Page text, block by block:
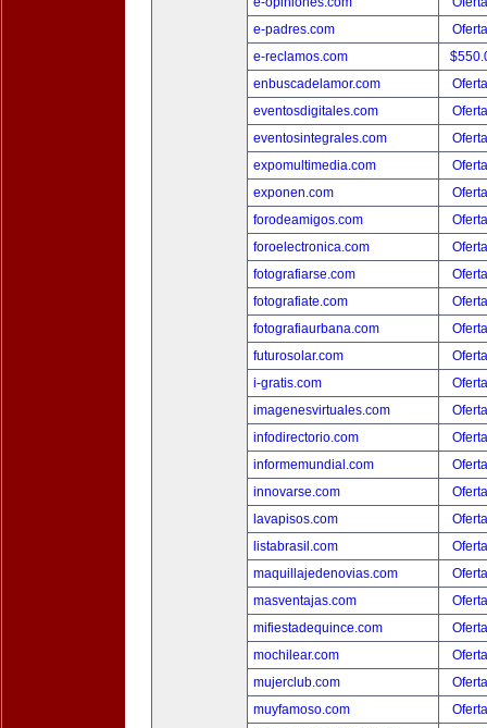
e-padres.com
e-reclamos.com
enbuscadelamor.com
eventosdigitales.com
eventosintegrales.com
expomultimedia.com
exponen.com
forodeamigos.com
foroelectronica.com
fotografiarse.com
fotografiate.com
fotografiaurbana.com
futurosolar.com
i-gratis.com
imagenesvirtuales.com
infodirectorio.com
informemundial.com
innovarse.com
lavapisos.com
listabrasil.com
maquillajedenovias.com
masventajas.com
mifiestadequince.com
mochilear.com
mujerclub.com
muyfamoso.com